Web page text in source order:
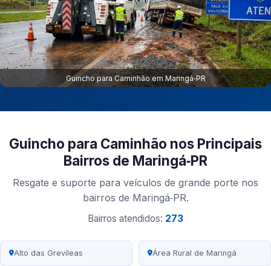
Guincho para Caminhão em Maringá‑PR
Guincho para Caminhão nos Principais
Bairros de Maringá‑PR
Resgate e suporte para veículos de grande porte nos
bairros de Maringá‑PR.
Bairros atendidos: 273
Alto das Grevíleas Área Rural de Maringá